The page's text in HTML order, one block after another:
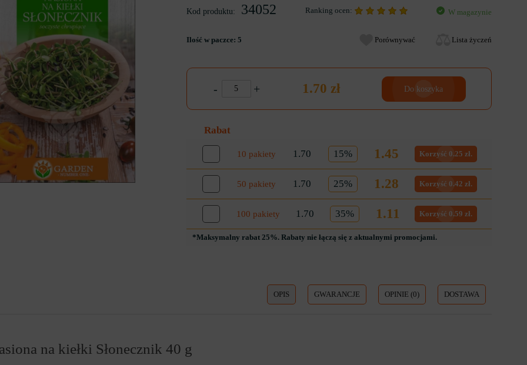
Kod produktu: 34052 Ranking ocen: W magazynie
Ilość w paczce:5 Porównywać Lista życzeń
- + 1.70 zł Do koszyka
Rabat
10 pakiety 1.70 15% 1.45 Korzyść 0.25 zł.
50 pakiety 1.70 25% 1.28 Korzyść 0.42 zł.
100 pakiety 1.70 35% 1.11 Korzyść 0.59 zł.
*Maksymalny rabat 25%. Rabaty nie łączą się z aktualnymi promocjami.
OPIS GWARANCJE OPINIE (0) DOSTAWA
na kiełki Słonecznik 40 g